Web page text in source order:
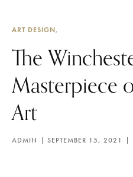
ART DESIGN
The
Masterpiece
Art
ADMIN SEPTEMBER 15, 2021